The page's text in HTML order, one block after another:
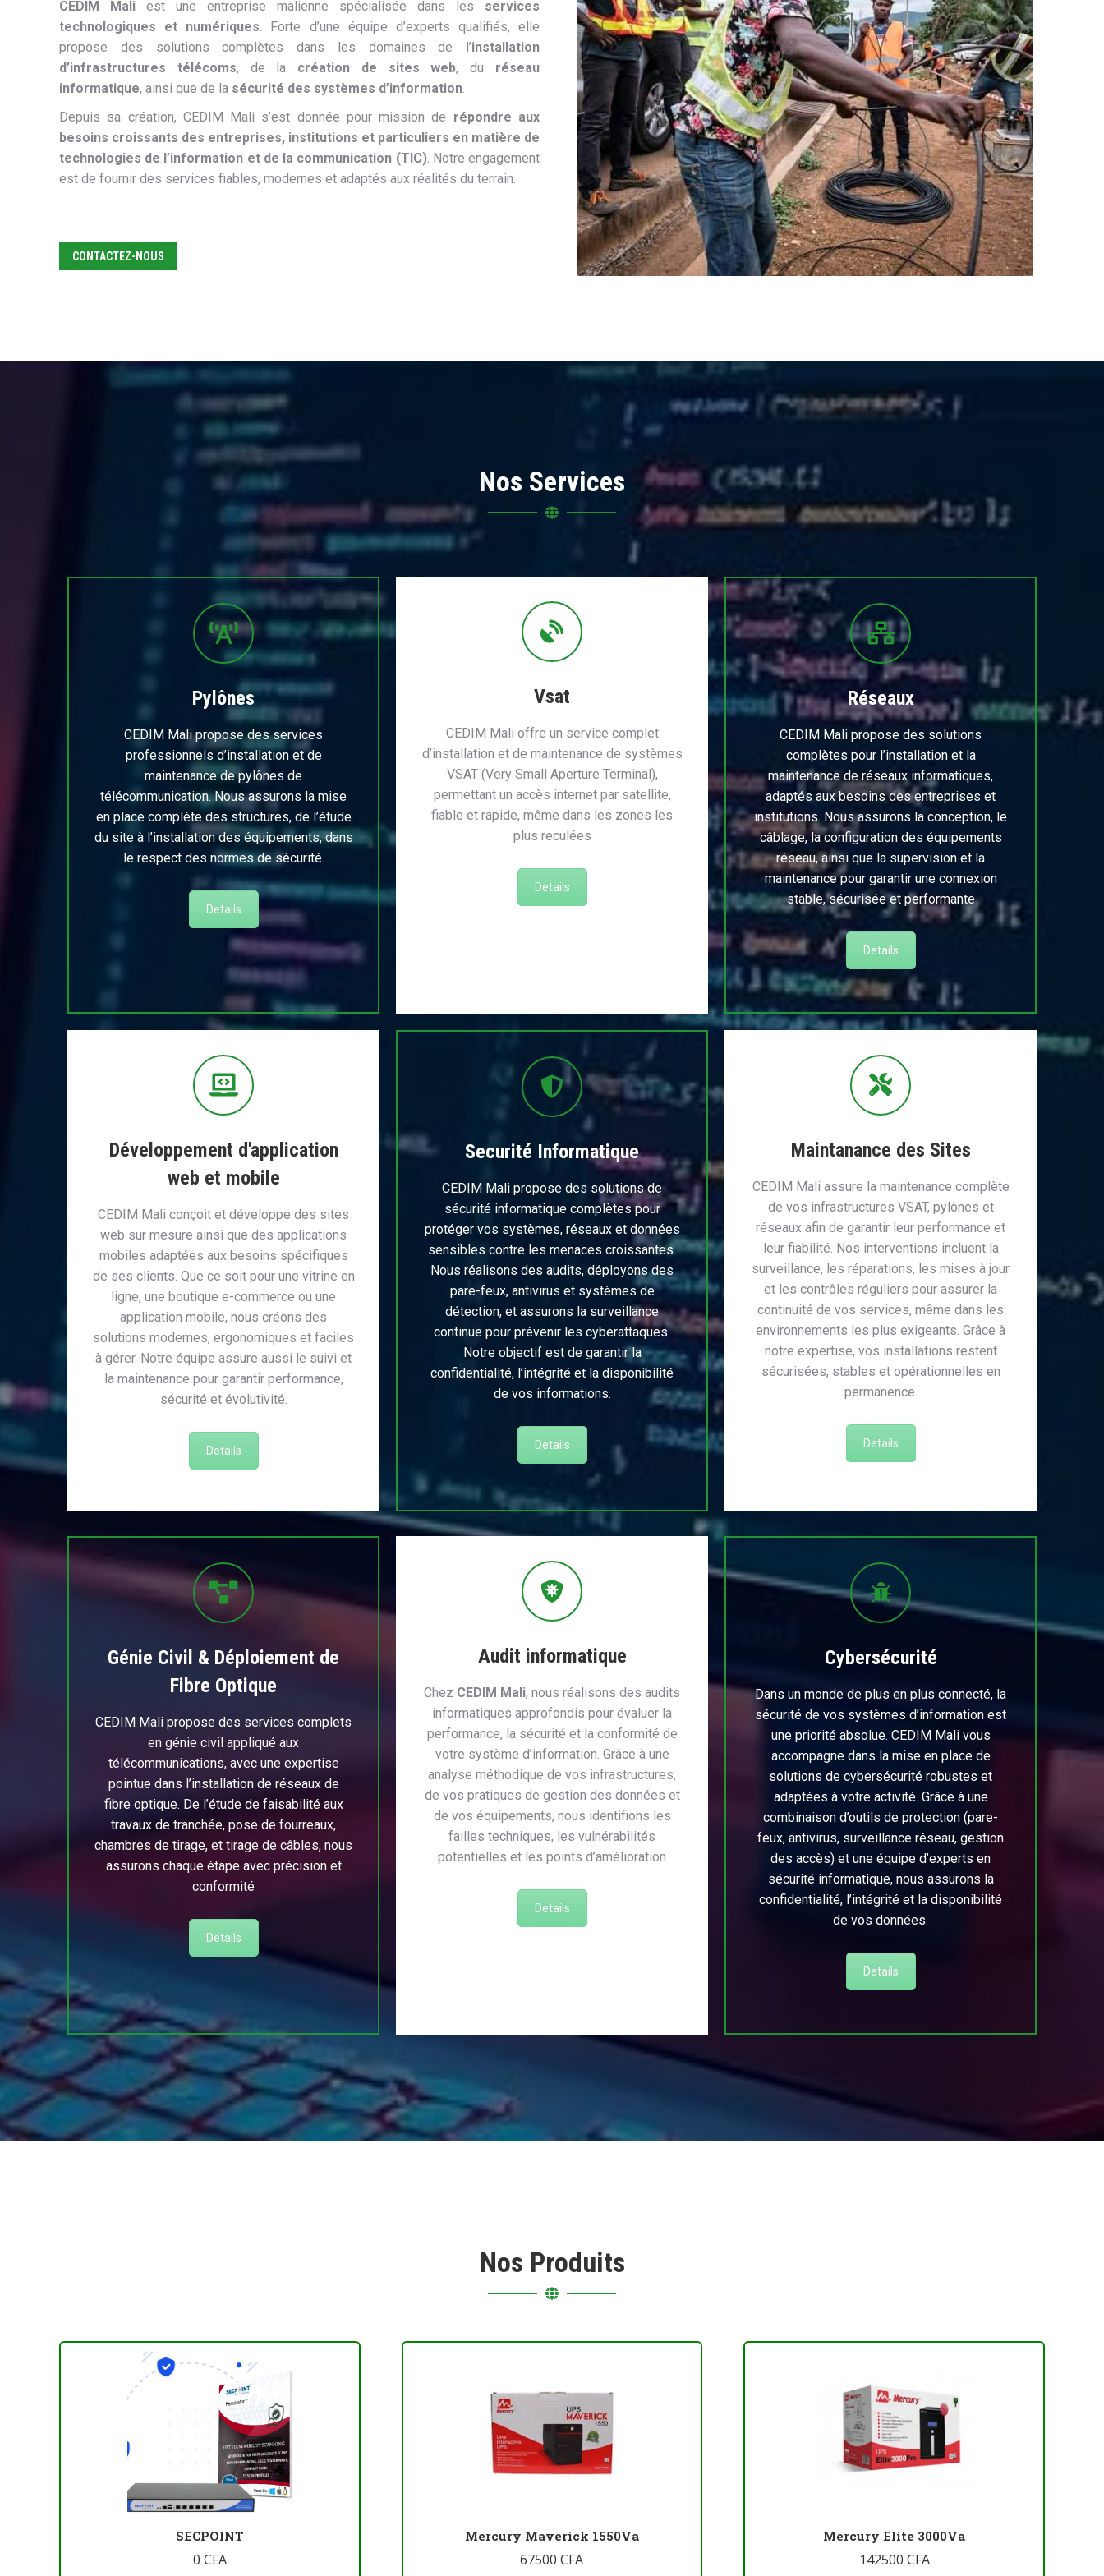
CEDIM Mali est une entreprise malienne spécialisée dans les services
technologiques et numériques. Forte d’une équipe d’experts qualifiés, elle
propose des solutions complètes dans les domaines de l’installation
d’infrastructures télécoms, de la création de sites web, du réseau
informatique, ainsi que de la sécurité des systèmes d’information.
Depuis sa création, CEDIM Mali s’est donnée pour mission de répondre aux
besoins croissants des entreprises, institutions et particuliers en matière de
technologies de l’information et de la communication (TIC). Notre engagement
est de fournir des services fiables, modernes et adaptés aux réalités du terrain.
CONTACTEZ-NOUS
Nos Services
Pylônes
CEDIM Mali propose des services
professionnels d’installation et de
maintenance de pylônes de
télécommunication. Nous assurons la mise
en place complète des structures, de l’étude
du site à l’installation des équipements, dans
le respect des normes de sécurité.
Details
Vsat
CEDIM Mali offre un service complet
d’installation et de maintenance de systèmes
VSAT (Very Small Aperture Terminal),
permettant un accès internet par satellite,
fiable et rapide, même dans les zones les
plus reculées
Details
Réseaux
CEDIM Mali propose des solutions
complètes pour l’installation et la
maintenance de réseaux informatiques,
adaptés aux besoins des entreprises et
institutions. Nous assurons la conception, le
câblage, la configuration des équipements
réseau, ainsi que la supervision et la
maintenance pour garantir une connexion
stable, sécurisée et performante
Details
Développement d'application
web et mobile
CEDIM Mali conçoit et développe des sites
web sur mesure ainsi que des applications
mobiles adaptées aux besoins spécifiques
de ses clients. Que ce soit pour une vitrine en
ligne, une boutique e-commerce ou une
application mobile, nous créons des
solutions modernes, ergonomiques et faciles
à gérer. Notre équipe assure aussi le suivi et
la maintenance pour garantir performance,
sécurité et évolutivité.
Details
Securité Informatique
CEDIM Mali propose des solutions de
sécurité informatique complètes pour
protéger vos systèmes, réseaux et données
sensibles contre les menaces croissantes.
Nous réalisons des audits, déployons des
pare-feux, antivirus et systèmes de
détection, et assurons la surveillance
continue pour prévenir les cyberattaques.
Notre objectif est de garantir la
confidentialité, l’intégrité et la disponibilité
de vos informations.
Details
Maintanance des Sites
CEDIM Mali assure la maintenance complète
de vos infrastructures VSAT, pylônes et
réseaux afin de garantir leur performance et
leur fiabilité. Nos interventions incluent la
surveillance, les réparations, les mises à jour
et les contrôles réguliers pour assurer la
continuité de vos services, même dans les
environnements les plus exigeants. Grâce à
notre expertise, vos installations restent
sécurisées, stables et opérationnelles en
permanence.
Details
Génie Civil & Déploiement de
Fibre Optique
CEDIM Mali propose des services complets
en génie civil appliqué aux
télécommunications, avec une expertise
pointue dans l’installation de réseaux de
fibre optique. De l’étude de faisabilité aux
travaux de tranchée, pose de fourreaux,
chambres de tirage, et tirage de câbles, nous
assurons chaque étape avec précision et
conformité
Details
Audit informatique
Chez CEDIM Mali, nous réalisons des audits
informatiques approfondis pour évaluer la
performance, la sécurité et la conformité de
votre système d’information. Grâce à une
analyse méthodique de vos infrastructures,
de vos pratiques de gestion des données et
de vos équipements, nous identifions les
failles techniques, les vulnérabilités
potentielles et les points d’amélioration
Details
Cybersécurité
Dans un monde de plus en plus connecté, la
sécurité de vos systèmes d’information est
une priorité absolue. CEDIM Mali vous
accompagne dans la mise en place de
solutions de cybersécurité robustes et
adaptées à votre activité. Grâce à une
combinaison d’outils de protection (pare-
feux, antivirus, surveillance réseau, gestion
des accès) et une équipe d’experts en
sécurité informatique, nous assurons la
confidentialité, l’intégrité et la disponibilité
de vos données.
Details
Nos Produits
SECPOINT
0 CFA
Mercury Maverick 1550Va
67500CFA
Mercury Elite 3000Va
142500 CFA